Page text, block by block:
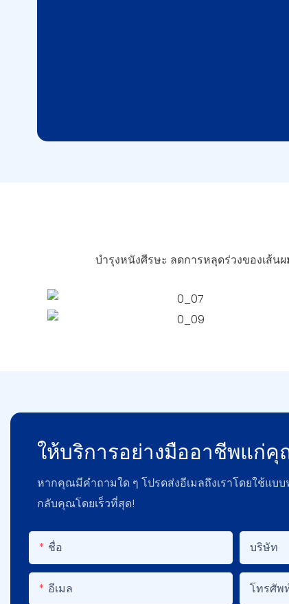
บำรุงหนังศีรษะ ลดการหลุดร่วงของเส้น
ให้บริการอย่างมืออาชีพแก่
หากคุณมีคำถามใด ๆ โปรดส่งอีเมลถึงเราโดยใช้แบ
กลับคุณโดยเร็วที่สุด!
ชื่อ บริษัท
อีเมล โทรศัพ